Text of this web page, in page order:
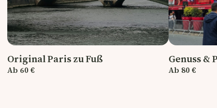
Original Paris zu Fuß
Ab 60 €
Genuss &
Ab 80 €